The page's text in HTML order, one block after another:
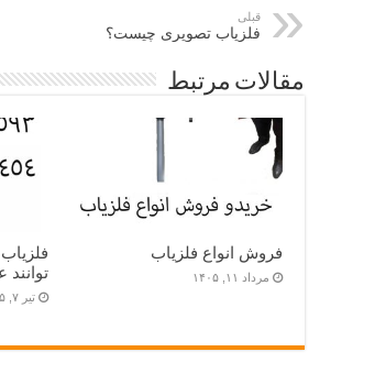
قبلی
فلزیاب تصویری چیست؟
مقالات مرتبط
فروش انواع فلزیاب
مرداد ۱۱, ۱۴۰۵
توانند
تیر ۷, ۱۴۰۵